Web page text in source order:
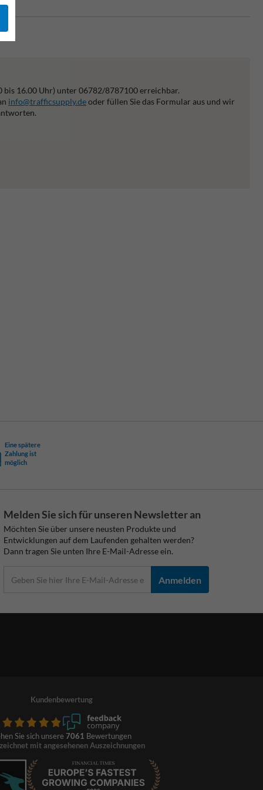
bis 16.00 Uhr) unter 06782/8787100 erreichbar.
info@trafficsupply.deoder füllen Sie das Formular aus und wir
Eine spätere
Zahlung ist
möglich
Melden Sie sich für unseren Newsletter an
Möchten Sie über unsere neusten Produkte und
Entwicklungen auf dem Laufenden gehalten werden?
Dann tragen Sie unten Ihre E-Mail-Adresse ein.
Anmelden
Kundenbewertung
Sie sich unsere 7061 Bewertungen
mit angesehenen Auszeichnungen